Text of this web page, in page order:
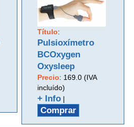
Título:
Pulsioxímetro
BCOxygen
Oxysleep
Precio: 169.0 (IVA
incluído)
+ Info |
Comprar